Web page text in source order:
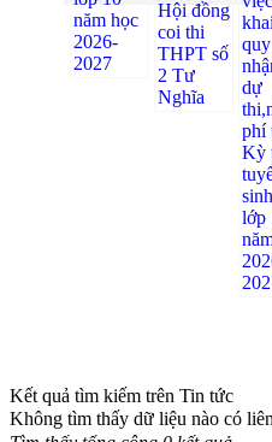
Kết quả tìm kiếm trên Tin tức
Không tìm thấy dữ liệu nào có